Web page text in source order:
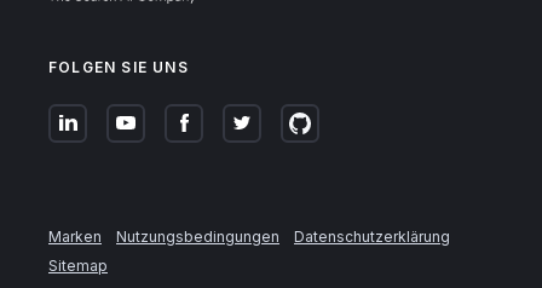
FOLGEN SIE UNS
Marken Nutzungsbedingungen
Datenschutzerklärung
Sitemap